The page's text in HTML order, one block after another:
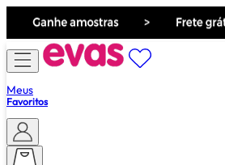
Meus
Favoritos